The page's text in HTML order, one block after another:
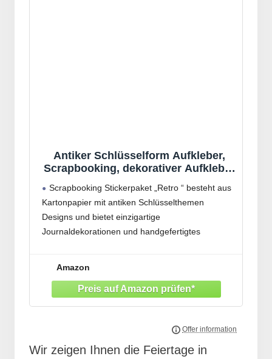
Antiker Schlüsselform Aufkleber,
Scrapbooking, dekorativer Aufkleber
Notizbuch, Tagebuch, Dekoration,
Retro Schlüssel
Scrapbooking Stickerpaket „Retro “ besteht aus
Kartonpapier mit antiken Schlüsselthemen
Designs und bietet einzigartige
Journaldekorationen und handgefertigtes
Verzierungszubehör für dekorative Planer,
Fotoalben oder handgefertigte Grußkarten suchen
Amazon
Wir zeigen Ihnen die Feiertage in